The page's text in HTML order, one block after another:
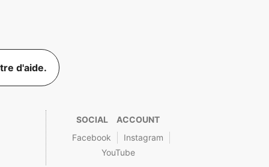
d'aide.
SOCIAL ACCOUNT
Facebook
Instagram
YouTube